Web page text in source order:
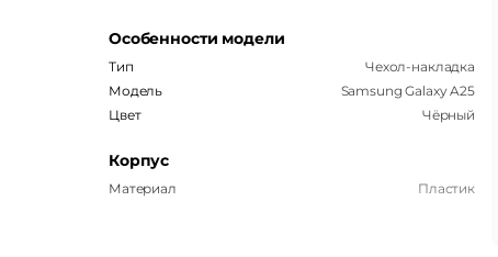
Особенности модели
Тип
Чехол-накладка
Модель
Samsung Galaxy A25
Цвет
Чёрный
Корпус
Материал Пластик